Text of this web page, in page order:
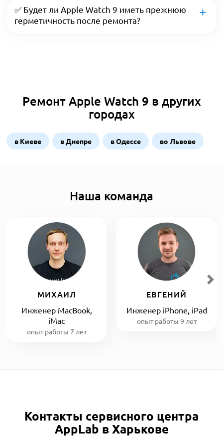
✅ Будет ли Apple Watch 9 иметь прежнюю
герметичность после ремонта?
Ремонт Apple Watch 9 в других
городах
в Киеве в Днепре в Одессе во Львове
Наша команда
МИХАИЛ
Инженер MacBook,
iMac
опыт работы 7 лет
ЕВГЕНИЙ
Инженер iPhone, iPad
опыт работы 9 лет
Контакты сервисного центра
AppLab в Харькове